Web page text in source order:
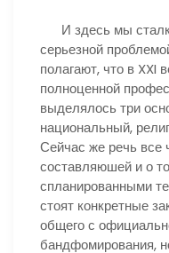
И здесь мы
серьезной
полагают, что в XXI
полноценной
выделялось три
национальный,
Сейчас же речь все
составляюшей и о
спланированными
стоят конкретные
общего с
бандфомирования,